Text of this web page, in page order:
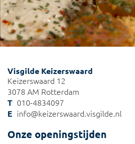
Visgilde Keizerswaard
Keizerswaard 12
3078 AM Rotterdam
010-4834097
info@keizerswaard.visgilde.nl
Onze openingstijden